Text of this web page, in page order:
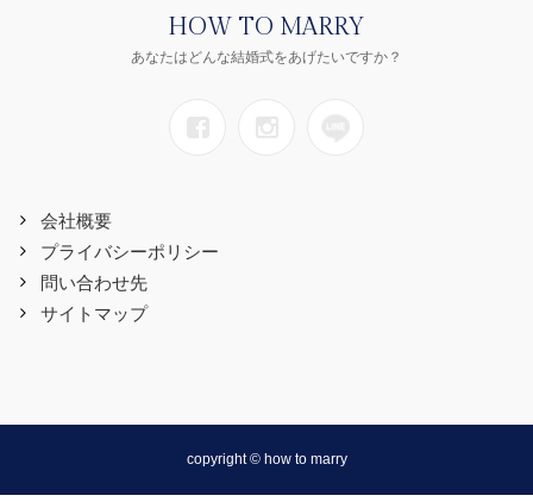
HOW TO MARRY
あなたはどんな結婚式をあげたいですか？
会社概要
プライバシーポリシー
問い合わせ先
サイトマップ
copyright © how to marry